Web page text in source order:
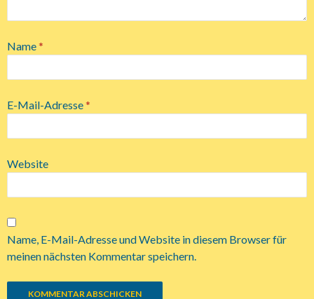
Name*
E-Mail-Adresse*
Website
Name, E-Mail-Adresse und Website in diesem Browser für
meinen nächsten Kommentar speichern.